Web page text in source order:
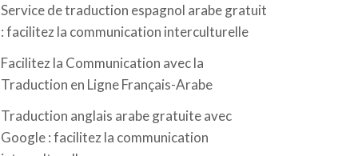
Service de traduction espagnol arabe gratuit
: facilitez la communication interculturelle
Facilitez la Communication avec la
Traduction en Ligne Français-Arabe
Traduction anglais arabe gratuite avec
Google : facilitez la communication